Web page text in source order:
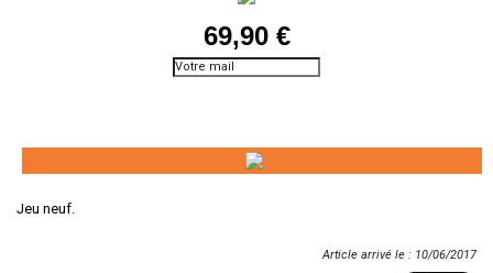
69,90 €
Jeu neuf.
Article arrivé le : 10/06/2017